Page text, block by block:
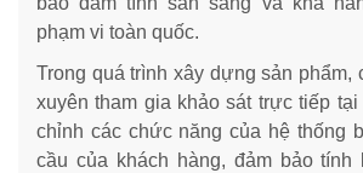
phạm vi toàn quốc.
Trong quá trình xây dựng sản phẩm,
xuyên tham gia khảo sát trực tiếp
chỉnh các chức năng của hệ thống
cầu của khách hàng, đảm bảo tính